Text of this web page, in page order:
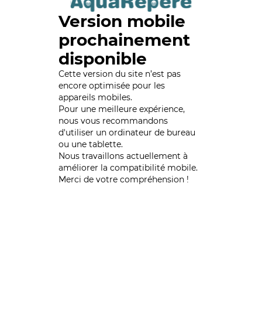
Version mobile
prochainement
disponible
Cette version du site n’est pas
encore optimisée pour les
appareils mobiles.
Pour une meilleure expérience,
nous vous recommandons
d'utiliser un ordinateur de bureau
ou une tablette.
Nous travaillons actuellement à
améliorer la compatibilité mobile.
Merci de votre compréhension !